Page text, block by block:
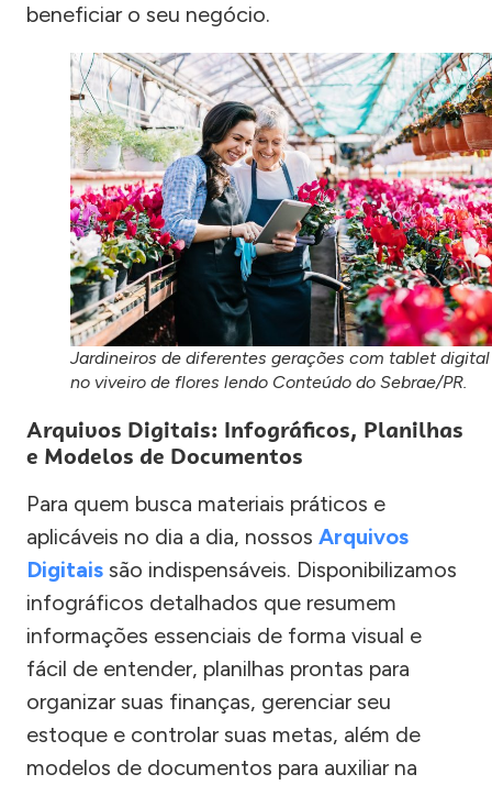
beneficiar o seu negócio.
Jardineiros de diferentes gerações com tablet digital
no viveiro de flores lendo Conteúdo do Sebrae/PR.
Arquivos Digitais: Infográficos, Planilhas
e Modelos de Documentos
Para quem busca materiais práticos e
aplicáveis no dia a dia, nossos Arquivos
Digitais são indispensáveis. Disponibilizamos
infográficos detalhados que resumem
informações essenciais de forma visual e
fácil de entender, planilhas prontas para
organizar suas finanças, gerenciar seu
estoque e controlar suas metas, além de
modelos de documentos para auxiliar na